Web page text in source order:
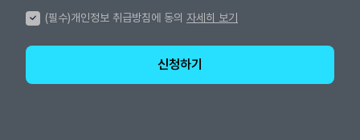
(필수)개인정보 취급방침에 동의 자세히 보기
신청하기